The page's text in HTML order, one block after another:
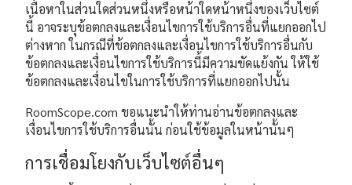
เนื้อหาในส่วนใดส่วนหนึ่งหรือหน้าใดหน้าหนึ่งของเว็บไซต์
นี้ อาจระบุข้อตกลงและเงื่อนไขการใช้บริการอื่นที่แยกออกไป
ต่างหาก ในกรณีที่ข้อตกลงและเงื่อนไขการใช้บริการอื่นกับ
ข้อตกลงและเงื่อนไขการใช้บริการนี้มีความขัดแย้งกัน ให้ใช้
ข้อตกลงและเงื่อนไขในการใช้บริการที่แยกออกไปนั้น
RoomScope.com ขอแนะนำให้ท่านอ่านข้อตกลงและ
เงื่อนไขการใช้บริการอื่นนั้น ก่อนใช้ข้อมูลในหน้านั้นๆ
การเชื่อมโยงกับเว็บไซต์อื่นๆ